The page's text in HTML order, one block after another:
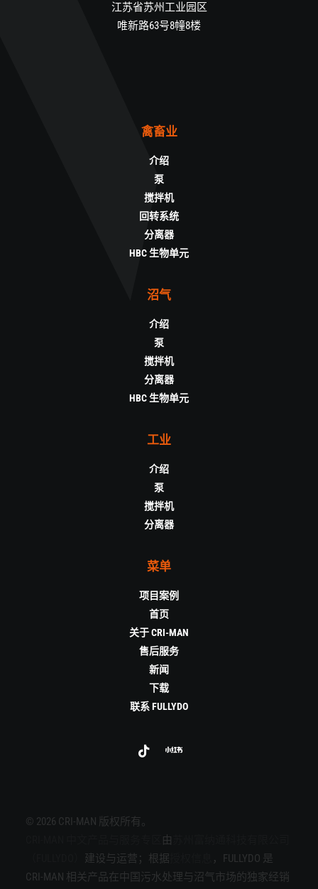
江苏省苏州工业园区
唯新路63号8幢8楼
禽畜业
介绍
泵
搅拌机
回转系统
分离器
HBC 生物单元
沼气
介绍
泵
搅拌机
分离器
HBC 生物单元
工业
介绍
泵
搅拌机
分离器
菜单
项目案例
首页
关于 CRI-MAN
售后服务
新闻
下载
联系 FULLYDO
© 2026 CRI-MAN 版权所有。
由
建设与运营；根据
，FULLYDO 是
CRI-MAN 相关产品在中国污水处理与沼气市场的独家经销